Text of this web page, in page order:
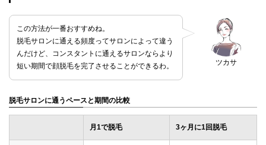
ツカサ
この方法が一番おすすめね。
脱毛サロンに通える頻度ってサロンによって違う
んだけど、コンスタントに通えるサロンならより
短い期間で顔脱毛を完了させることができるわ。
脱毛サロンに通うペースと期間の比較
月1で脱毛 3ヶ月に1回脱毛